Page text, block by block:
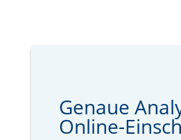
Genaue
Online-